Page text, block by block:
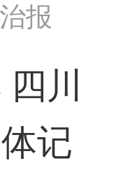
报
川
记